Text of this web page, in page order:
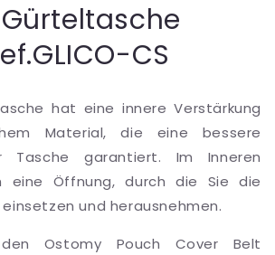
CS
hat eine innere Verstärkung
Material, die eine bessere
Tasche garantiert. Im Inneren
eine Öffnung, durch die Sie die
und herausnehmen.
Ostomy Pouch Cover Belt